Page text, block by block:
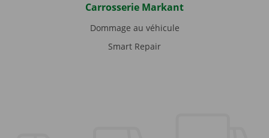
Carrosserie Markant
Dommage au véhicule
Smart Repair